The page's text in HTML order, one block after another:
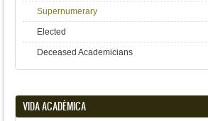
Supernumerary
Elected
Deceased Academicians
VIDA ACADÉMICA